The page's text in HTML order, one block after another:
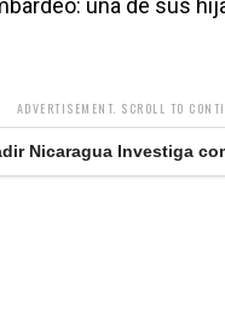
ADVERTISEMENT. SCROLL TO
Nicaragua Investiga